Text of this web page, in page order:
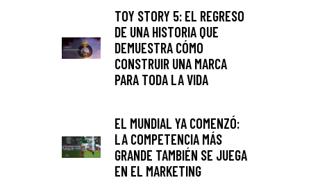
TOY STORY 5: EL REGRESO
DE UNA HISTORIA QUE
DEMUESTRA CÓMO
CONSTRUIR UNA MARCA
PARA TODA LA VIDA
EL MUNDIAL YA COMENZÓ:
LA COMPETENCIA MÁS
GRANDE TAMBIÉN SE JUEGA
EN EL MARKETING